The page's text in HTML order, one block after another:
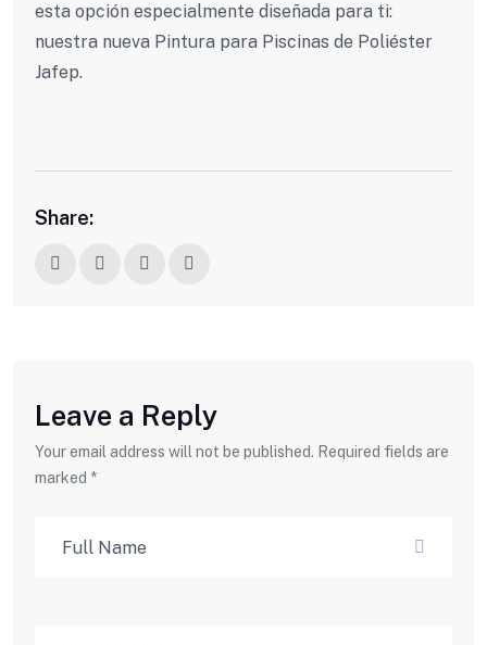
esta opción especialmente diseñada para ti:
nuestra nueva Pintura para Piscinas de Poliéster
Jafep.
Share:
Leave a Reply
Your email address will not be published. Required fields are
marked *